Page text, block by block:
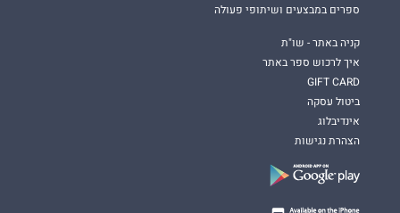
ספרים במבצעים ושיתופי פעולה
קניה באתר - שו"ת
איך לרכוש ספר באתר
GIFT CARD
ביטול עסקה
אינדיבלוג
הצהרת נגישות